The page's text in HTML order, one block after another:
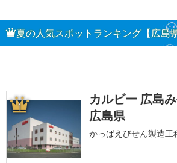
夏の人気スポットランキング【広島
1
カルビー 広島
広島県
かっぱえびせん製造工